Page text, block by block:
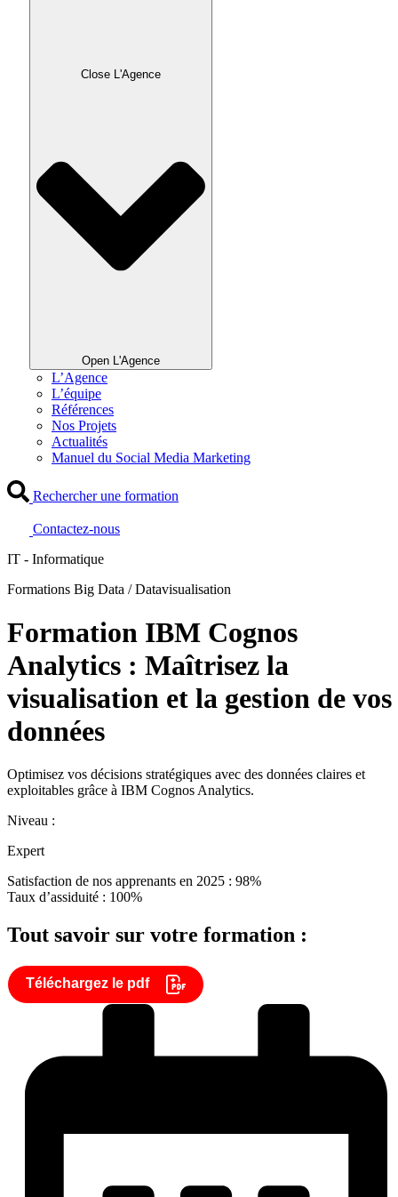
Close L'Agence
Open L'Agence
L’Agence
L’équipe
Références
Nos Projets
Actualités
Manuel du Social Media Marketing
Rechercher une formation
Contactez-nous
IT - Informatique
Formations Big Data / Datavisualisation
Formation IBM Cognos
Analytics : Maîtrisez la
visualisation et la gestion de vos
données
Optimisez vos décisions stratégiques avec des données claires et
exploitables grâce à IBM Cognos Analytics.
Niveau :
Expert
Satisfaction de nos apprenants en 2025 : 98%
Taux d’assiduité : 100%
Tout savoir sur votre formation :
Téléchargez le pdf